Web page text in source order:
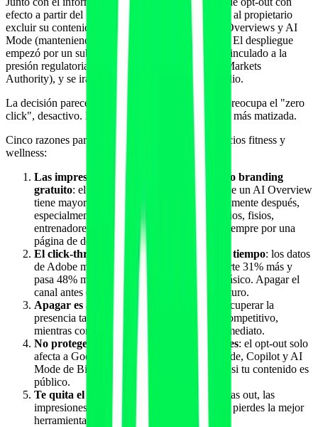
efecto a partir del 17 de junio de 2026 que permite al propietario
excluir su contenido de la aparición dentro de AI Overviews y AI
Mode (manteniendo el ranking en Search clásico). El despliegue
empezó por un subset de propiedades británicas, vinculado a la
presión regulatoria de la CMA (Competition and Markets
Authority), y se irá extendiendo durante junio y julio.
La decisión parece sencilla a primera vista: si me preocupa el "zero
click", desactivo. La realidad operativa es bastante más matizada.
Cinco razones para NO activar el opt-out en negocios fitness y
wellness:
Las impresiones generativas siguen siendo branding
gratuito: el cliente que ve tu marca dentro de un AI Overview
tiene mayor probabilidad de buscarte directamente después,
especialmente en categorías locales (gimnasios, fisios,
entrenadores) donde la decisión final pasa siempre por una
página de detalle.
El click-through de AI Mode crece con el tiempo: los datos
de Adobe muestran que el tráfico AI convierte 31% más y
pasa 48% más tiempo en site que el SEO clásico. Apagar el
canal antes de medir conversiones es prematuro.
Apagar es asimétrico
: una vez apagado, recuperar la
presencia tarda semanas o meses. El daño competitivo,
mientras competidores siguen activos, es inmediato.
No protege de citaciones por otros motores: el opt-out solo
afecta a Google. ChatGPT, Perplexity, Claude, Copilot y AI
Mode de Bing seguirán retrieving y citando si tu contenido es
público.
Te quita el dato del propio informe
: si optas out, las
impresiones generativas dejan de poblarse y pierdes la mejor
herramienta diagnóstica del año.